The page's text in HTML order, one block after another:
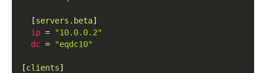
[servers.beta]
ip =
"10.0.0.2"
dc = "eqdc10"
[clients]